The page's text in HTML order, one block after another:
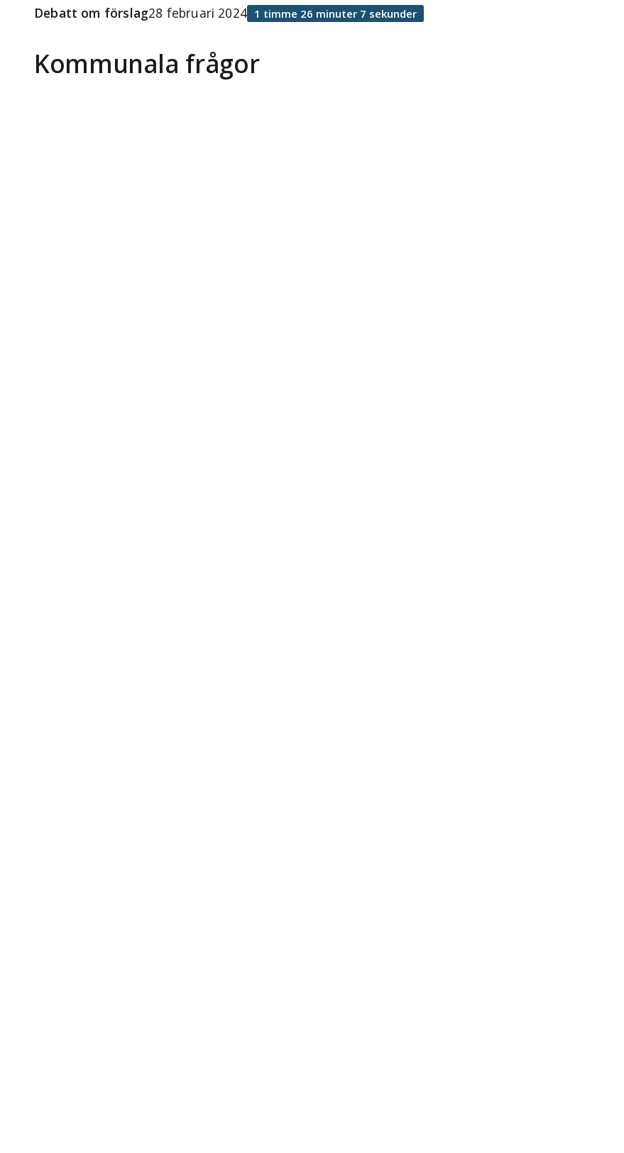
Kommunala frågor
Debatt om förslag28 februari 2024 1 timme 26 minuter 7 sekunder